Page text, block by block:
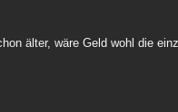
älter, wäre Geld wohl die